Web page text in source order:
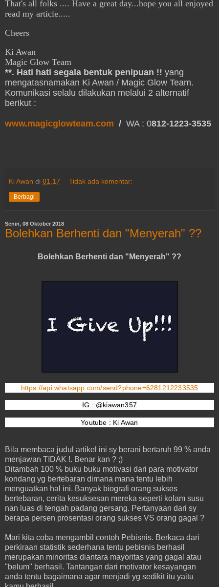
That's all folks .... Have a great day...hope you all enjoyed
read my article.....
Cheers
Ki Awan
Magic Glow Team
**. Hati hati segala bentuk penipuan !! yang
mengatasnamakan Ki Awan / Magic Glow Team.
Komunikasi selalu dilakukan melalui 2 alternatif
berikut :
www.magicglowteam.com / WA : 0812-1223-3535
Ki Awan di 01.17 Tidak ada komentar:
Berbagi
Senin, 08 Oktober 2018
Bolehkan Berhenti dan "Menyerah" ??
Bolehkan Berhenti dan "Menyerah" ??
https://api.whatsapp.com/send?phone=6281212233535
IG : @kiawan357
Youtube : Ki Awan
Bila membaca judul artikel ini sy berani bertaruh 99 % anda
menjawan TIDAK !. Benar kan ? ;)
Ditambah 100 % buku buku motivasi dari para motivator
kondang yg bertebaran dimana mana tentu lebih
menguatkan hal ini. Banyak biografi orang sukses
bertebaran, cerita kesuksesan mereka seperti kolam susu
nan luas di tengah padang gersang. Pertanyaan dari sy
berapa persen prosentasi orang sukses VS orang gagal ?
Mari kita coba mengambil contoh Pebisnis. Berkaca dari
perkiraan statistik sederhana tentu pebisnis berhasil
merupakan minoritas diantara mayoritas yang gagal atau
"belum" berhasil. Tantangan dari motivator kesayangan
anda tentu bagaimana agar menjadi yg sedikit itu yaitu